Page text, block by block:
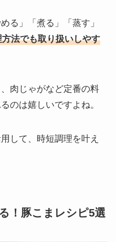
る」「煮る」「蒸す」
法でも取り扱いしやす
肉じゃがなど定番の料
のは嬉しいですよね。
して、時短調理を叶え
！豚こまレシピ5選